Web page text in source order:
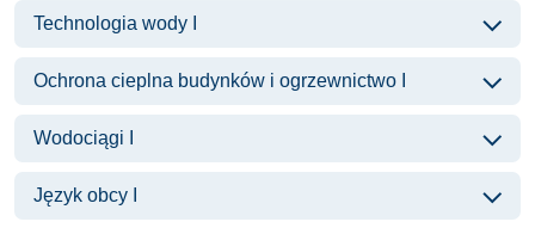
Technologia wody I
Ochrona cieplna budynków i ogrzewnictwo I
Wodociągi I
Język obcy I